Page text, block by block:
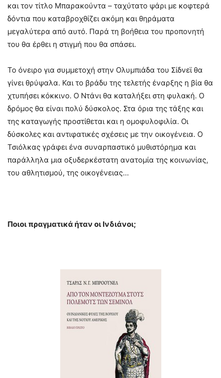
και τον τίτλο Μπαρακούντα – ταχύτατο ψάρι με κοφτερά
δόντια που καταβροχθίζει ακόμη και θηράματα
μεγαλύτερα από αυτό. Παρά τη βοήθεια του προπονητή
του θα έρθει η στιγμή που θα σπάσει.
Το όνειρο για συμμετοχή στην Ολυμπιάδα του Σίδνεϊ θα
γίνει θρύψαλα. Και το βράδυ της τελετής έναρξης η βία θα
χτυπήσει κόκκινο. Ο Ντάνι θα καταλήξει στη φυλακή. Ο
δρόμος θα είναι πολύ δύσκολος. Στα όρια της τάξης και
της καταγωγής προστίθεται και η ομοφυλοφιλία. Οι
δύσκολες και αντιφατικές σχέσεις με την οικογένεια. Ο
Τσιόλκας γράφει ένα συναρπαστικό μυθιστόρημα και
παράλληλα μια οξυδερκέστατη ανατομία της κοινωνίας,
του αθλητισμού, της οικογένειας…
Ποιοι πραγματικά ήταν οι Ινδιάνοι;